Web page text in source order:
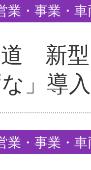
業・事業・
新
」導入
業・事業・